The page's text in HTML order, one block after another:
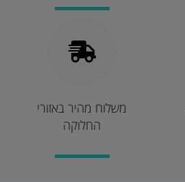
משלוח מהיר באזורי
החלוקה